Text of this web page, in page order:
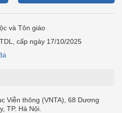
và Tôn giáo
cấp ngày 17/10/2025
Viễn thông (VNTA), 68 Dương
TP. Hà Nội.